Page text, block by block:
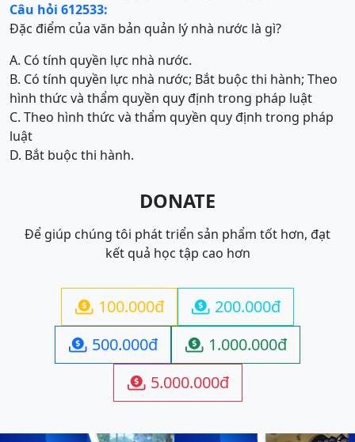
Câu hỏi 612533:
Đặc điểm của văn bản quản lý nhà nước là gì?
A. Có tính quyền lực nhà nước.
B. Có tính quyền lực nhà nước; Bắt buộc thi hành; Theo
hình thức và thẩm quyền quy định trong pháp luật
C. Theo hình thức và thẩm quyền quy định trong pháp
luật
D. Bắt buộc thi hành.
DONATE
Để giúp chúng tôi phát triển sản phẩm tốt hơn, đạt
kết quả học tập cao hơn
 100.000đ  200.000đ
 500.000đ  1.000.000đ
 5.000.000đ